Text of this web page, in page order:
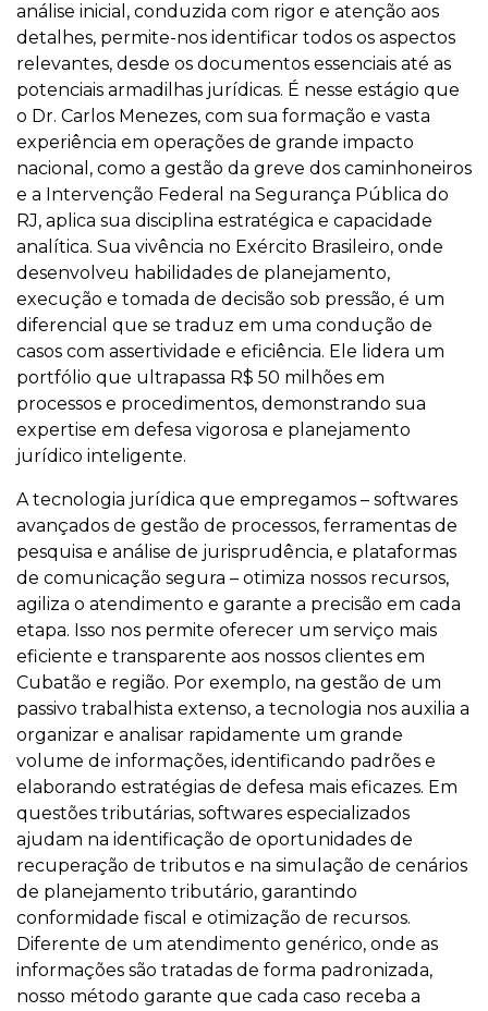
análise inicial, conduzida com rigor e atenção aos
detalhes, permite-nos identificar todos os aspectos
relevantes, desde os documentos essenciais até as
potenciais armadilhas jurídicas. É nesse estágio que
o Dr. Carlos Menezes, com sua formação e vasta
experiência em operações de grande impacto
nacional, como a gestão da greve dos caminhoneiros
e a Intervenção Federal na Segurança Pública do
RJ, aplica sua disciplina estratégica e capacidade
analítica. Sua vivência no Exército Brasileiro, onde
desenvolveu habilidades de planejamento,
execução e tomada de decisão sob pressão, é um
diferencial que se traduz em uma condução de
casos com assertividade e eficiência. Ele lidera um
portfólio que ultrapassa R$ 50 milhões em
processos e procedimentos, demonstrando sua
expertise em defesa vigorosa e planejamento
jurídico inteligente.
A tecnologia jurídica que empregamos – softwares
avançados de gestão de processos, ferramentas de
pesquisa e análise de jurisprudência, e plataformas
de comunicação segura – otimiza nossos recursos,
agiliza o atendimento e garante a precisão em cada
etapa. Isso nos permite oferecer um serviço mais
eficiente e transparente aos nossos clientes em
Cubatão e região. Por exemplo, na gestão de um
passivo trabalhista extenso, a tecnologia nos auxilia a
organizar e analisar rapidamente um grande
volume de informações, identificando padrões e
elaborando estratégias de defesa mais eficazes. Em
questões tributárias, softwares especializados
ajudam na identificação de oportunidades de
recuperação de tributos e na simulação de cenários
de planejamento tributário, garantindo
conformidade fiscal e otimização de recursos.
Diferente de um atendimento genérico, onde as
informações são tratadas de forma padronizada,
nosso método garante que cada caso receba a